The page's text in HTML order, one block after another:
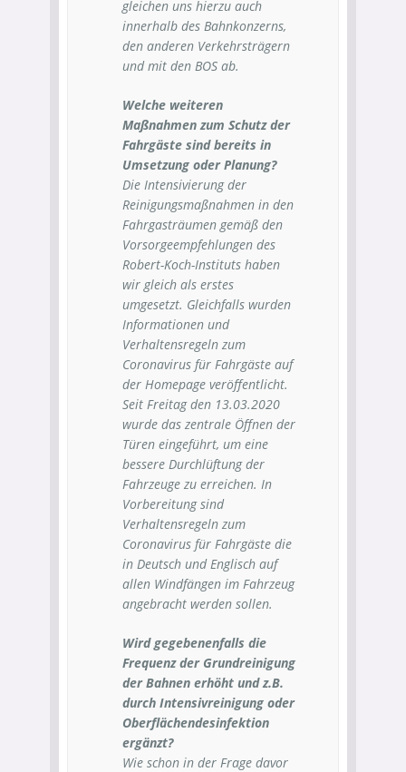
gleichen uns hierzu auch
innerhalb des Bahnkonzerns,
den anderen Verkehrsträgern
und mit den BOS ab.
Welche weiteren
Maßnahmen zum Schutz der
Fahrgäste sind bereits in
Umsetzung oder Planung?
Die Intensivierung der
Reinigungsmaßnahmen in den
Fahrgasträumen gemäß den
Vorsorgeempfehlungen des
Robert-Koch-Instituts haben
wir gleich als erstes
umgesetzt. Gleichfalls wurden
Informationen und
Verhaltensregeln zum
Coronavirus für Fahrgäste auf
der Homepage veröffentlicht.
Seit Freitag den 13.03.2020
wurde das zentrale Öffnen der
Türen eingeführt, um eine
bessere Durchlüftung der
Fahrzeuge zu erreichen. In
Vorbereitung sind
Verhaltensregeln zum
Coronavirus für Fahrgäste die
in Deutsch und Englisch auf
allen Windfängen im Fahrzeug
angebracht werden sollen.
Wird gegebenenfalls die
Frequenz der Grundreinigung
der Bahnen erhöht und z.B.
durch Intensivreinigung oder
Oberflächendesinfektion
ergänzt?
Wie schon in der Frage davor